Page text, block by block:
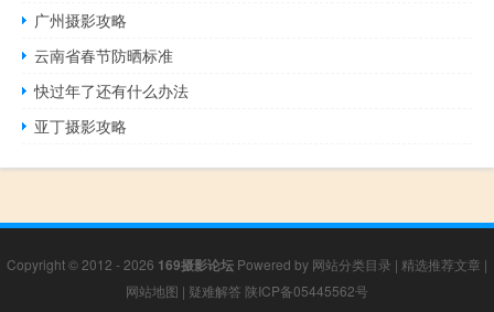
广州摄影攻略
云南省春节防晒标准
快过年了还有什么办法
亚丁摄影攻略
Copyright © 2012 - 2026 169摄影论坛 Powered by 网站分类目录 | 精选推荐文章 |
网站地图 | 疑难解答 陕ICP备05445562号